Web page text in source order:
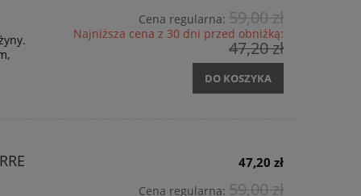
Cena regularna: 59,00 zł
Najniższa cena z 30 dni przed obniżką:
47,20 zł
DO KOSZYKA
47,20 zł
Cena regularna: 59,00 zł